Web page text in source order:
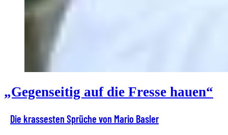
„Gegenseitig auf die Fresse hauen“
Die krassesten Sprüche von Mario Basler